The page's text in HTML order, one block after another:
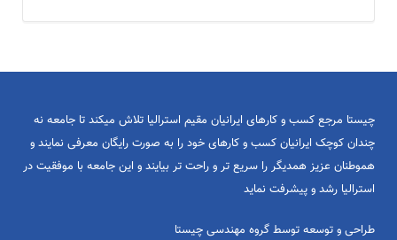
چیستا مرجع کسب و کارهای ایرانیان مقیم استرالیا تلاش میکند تا جامعه نه
چندان کوچک ایرانیان کسب و کارهای خود را به صورت رایگان معرفی نمایند و
هموطنان عزیز همدیگر را سریع تر و راحت تر بیایند و این جامعه با موفقیت در
استرالیا رشد و پیشرفت نماید
طراحی و توسعه توسط گروه مهندسی چیستا